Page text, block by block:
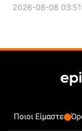
2026-08-08
Ποιοι Είμαστε